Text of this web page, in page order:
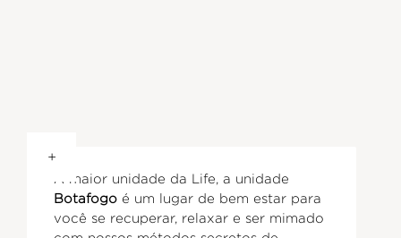
+
A maior unidade da Life, a unidade
Botafogo é um lugar de bem estar para
você se recuperar, relaxar e ser mimado